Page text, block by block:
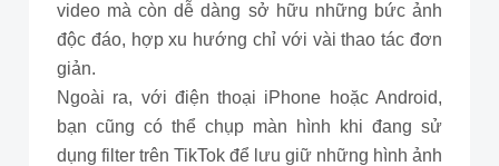
video mà còn dễ dàng sở hữu những bức ảnh
độc đáo, hợp xu hướng chỉ với vài thao tác đơn
giản.
Ngoài ra, với điện thoại iPhone hoặc Android,
bạn cũng có thể chụp màn hình khi đang sử
dụng filter trên TikTok để lưu giữ những hình ảnh